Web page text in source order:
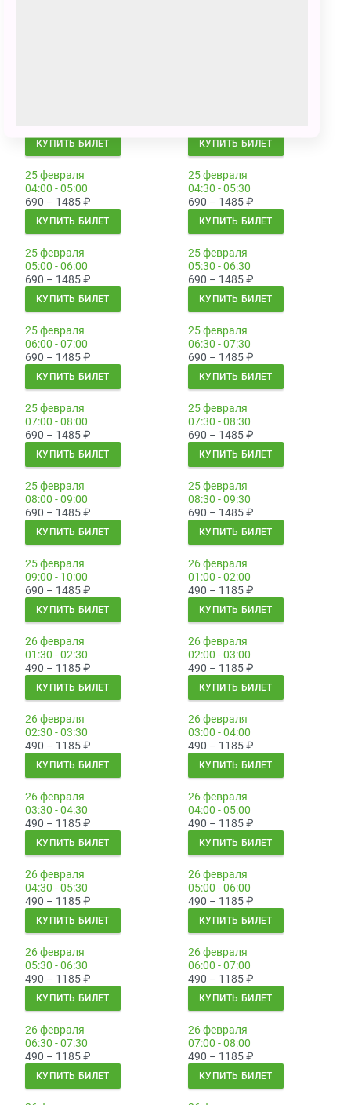
КУПИТЬ БИЛЕТ КУПИТЬ БИЛЕТ
25 февраля
04:00 - 05:00
690 – 1485₽
КУПИТЬ БИЛЕТ
25 февраля
04:30 - 05:30
690 – 1485₽
КУПИТЬ БИЛЕТ
25 февраля
05:00 - 06:00
690 – 1485₽
КУПИТЬ БИЛЕТ
25 февраля
05:30 - 06:30
690 – 1485₽
КУПИТЬ БИЛЕТ
25 февраля
06:00 - 07:00
690 – 1485₽
КУПИТЬ БИЛЕТ
25 февраля
06:30 - 07:30
690 – 1485₽
КУПИТЬ БИЛЕТ
25 февраля
07:00 - 08:00
690 – 1485₽
КУПИТЬ БИЛЕТ
25 февраля
07:30 - 08:30
690 – 1485₽
КУПИТЬ БИЛЕТ
25 февраля
08:00 - 09:00
690 – 1485₽
КУПИТЬ БИЛЕТ
25 февраля
08:30 - 09:30
690 – 1485₽
КУПИТЬ БИЛЕТ
25 февраля
09:00 - 10:00
690 – 1485₽
КУПИТЬ БИЛЕТ
26 февраля
01:00 - 02:00
490 – 1185₽
КУПИТЬ БИЛЕТ
26 февраля
01:30 - 02:30
490 – 1185₽
КУПИТЬ БИЛЕТ
26 февраля
02:00 - 03:00
490 – 1185₽
КУПИТЬ БИЛЕТ
26 февраля
02:30 - 03:30
490 – 1185₽
КУПИТЬ БИЛЕТ
26 февраля
03:00 - 04:00
490 – 1185₽
КУПИТЬ БИЛЕТ
26 февраля
03:30 - 04:30
490 – 1185₽
КУПИТЬ БИЛЕТ
26 февраля
04:00 - 05:00
490 – 1185₽
КУПИТЬ БИЛЕТ
26 февраля
04:30 - 05:30
490 – 1185₽
КУПИТЬ БИЛЕТ
26 февраля
05:00 - 06:00
490 – 1185₽
КУПИТЬ БИЛЕТ
26 февраля
05:30 - 06:30
490 – 1185₽
КУПИТЬ БИЛЕТ
26 февраля
06:00 - 07:00
490 – 1185₽
КУПИТЬ БИЛЕТ
26 февраля
06:30 - 07:30
490 – 1185₽
КУПИТЬ БИЛЕТ
26 февраля
07:00 - 08:00
490 – 1185₽
КУПИТЬ БИЛЕТ